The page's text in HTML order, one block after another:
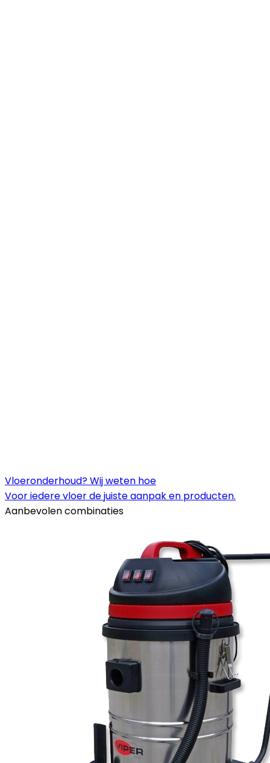
Vloeronderhoud? Wij weten hoe
Voor iedere vloer de juiste aanpak en producten.
Aanbevolen combinaties